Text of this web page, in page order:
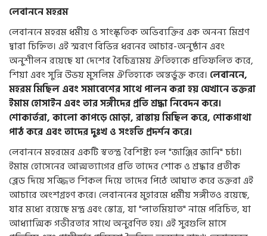
লেবাননে মহরম
লেবাননে মহরম ধর্মীয় ও সাংস্কৃতিক অভিব্যক্তির এক অনন্য মিশ্রণ
দ্বারা চিহ্নিত। এই স্মরণে বিভিন্ন ধরনের আচার-অনুষ্ঠান এবং
অনুশীলন রয়েছে যা দেশের বৈচিত্র্যময় ঐতিহ্যকে প্রতিফলিত করে,
শিয়া এবং সুন্নি উভয় মুসলিম ঐতিহ্যকে অন্তর্ভুক্ত করে। লেবাননে,
মহরম মিছিল এবং সমাবেশের সাথে পালন করা হয় যেখানে ভক্তরা
ইমাম হোসাইন এবং তার সঙ্গীদের প্রতি শ্রদ্ধা নিবেদন করে।
শোকার্তরা, কালো কাপড়ে মোড়া, রাস্তায় মিছিল করে, শোকগাথা
পাঠ করে এবং তাদের দুঃখ ও সংহতি প্রদর্শন করে।
লেবাননে মহরমের একটি স্বতন্ত্র বৈশিষ্ট্য হল "জাঞ্জির জানি" চর্চা।
ইমাম হোসেনের আত্মত্যাগের প্রতি তাদের শোক ও শ্রদ্ধার প্রতীক
ব্লেড দিয়ে সজ্জিত শিকল দিয়ে তাদের পিঠে আঘাত করে ভক্তরা এই
আচারে অংশগ্রহণ করে। লেবাননের মুহারমে ধর্মীয় সঙ্গীতও রয়েছে,
যার মধ্যে রয়েছে মন্ত্র এবং স্তোত্র, যা "লাতমিয়াত" নামে পরিচিত, যা
আধ্যাত্মিক গভীরতার সাথে অনুরণিত হয়। এই সুরগুলি মাসে